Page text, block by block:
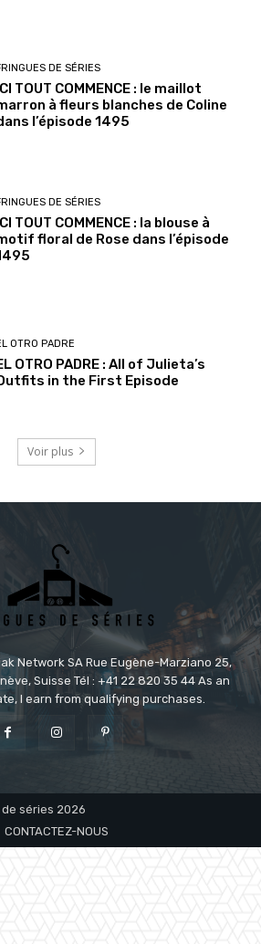
DE SÉRIES
TOUT COMMENCE : le maillot
à fleurs blanches de Coline
l’épisode 1495
DE SÉRIES
TOUT COMMENCE : la blouse à
floral de Rose dans l’épisode
OTRO PADRE
OTRO PADRE : All of Julieta’s
in the First Episode
Voir plus
Network SA Rue Eugène-Marziano 25,
Suisse Tél : +41 22 820 35 44 As an
I earn from qualifying purchases.
séries 2026
CONTACTEZ-NOUS